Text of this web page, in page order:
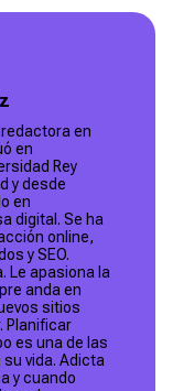
en
en
Rey
y desde
en
digital. Se ha
online,
y SEO.
Le apasiona la
anda en
sitios
Planificar
es una de las
vida. Adicta
y cuando